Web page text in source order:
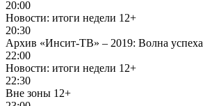
20:00
Новости: итоги недели 12+
20:30
Архив «Инсит-ТВ» – 2019: Волна успеха
22:00
Новости: итоги недели 12+
22:30
Вне зоны 12+